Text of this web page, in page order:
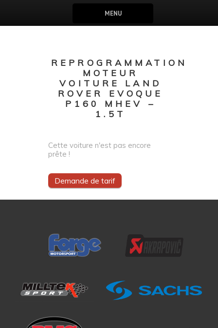
MENU
REPROGRAMMATION
MOTEUR
VOITURE LAND
ROVER EVOQUE
P160 MHEV –
1.5T
Cette voiture n'est pas encore
prête !
Demande de tarif